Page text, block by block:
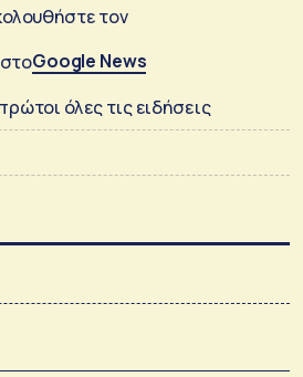
τον
στοGoogle News
όλες τις ειδήσεις